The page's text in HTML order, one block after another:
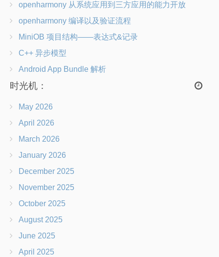
openharmony 从系统应用到三方应用的能力开放
openharmony 编译以及验证流程
MiniOB 项目结构——表达式&记录
C++ 异步模型
Android App Bundle 解析
时光机：
May 2026
April 2026
March 2026
January 2026
December 2025
November 2025
October 2025
August 2025
June 2025
April 2025